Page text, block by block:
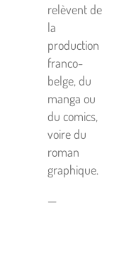
relèvent de
la
production
franco-
belge, du
manga ou
du comics,
voire du
roman
graphique.
—